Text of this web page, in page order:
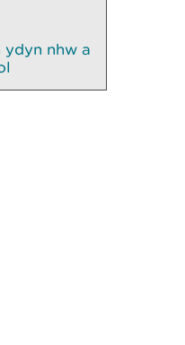
nhw a